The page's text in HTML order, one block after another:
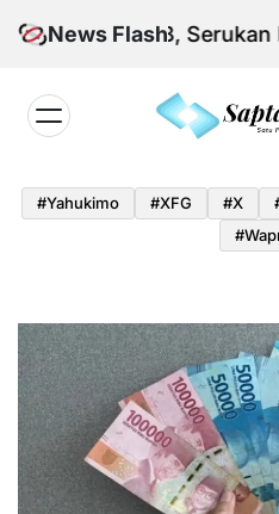
News Flash
KNPB, Serukan
#yahukimo #XFG #x